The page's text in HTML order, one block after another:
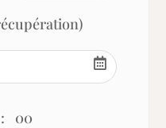
: 00